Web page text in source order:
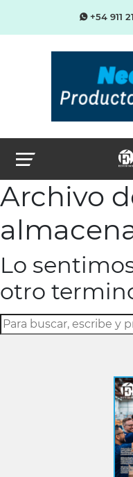
+54 911
Archivo
Lo
otro